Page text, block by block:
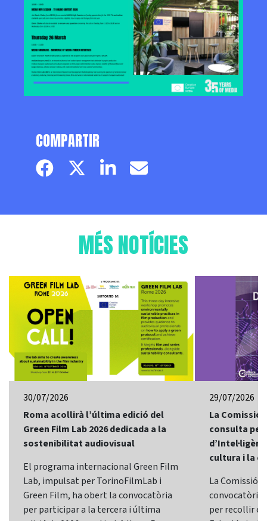
COMPARTIR
Facebook pageTwitter page
LinkedinEmail
MÉS NOTÍCIES
30/07/2026
Roma acollirà l’última edició del
Green Film Lab 2026 dedicada a la
sostenibilitat audiovisual
El programa internacional Green Film
Lab, impulsat per TorinoFilmLab i
Green Film, ha obert la convocatòria
per participar a la tercera i última
29/07/2026
La Comissió
consulta
cultura i la
La Comissió
convocatòria
per recollir